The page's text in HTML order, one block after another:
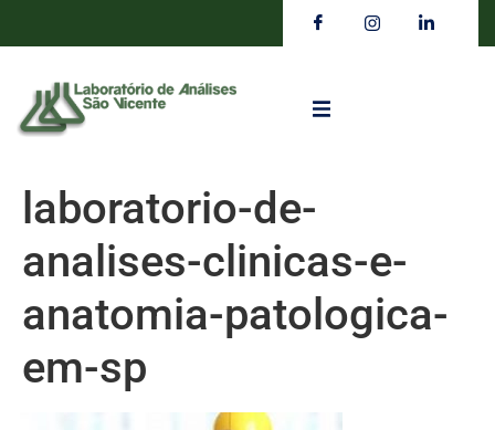
laboratorio-de-
analises-clinicas-e-
anatomia-patologica-
em-sp